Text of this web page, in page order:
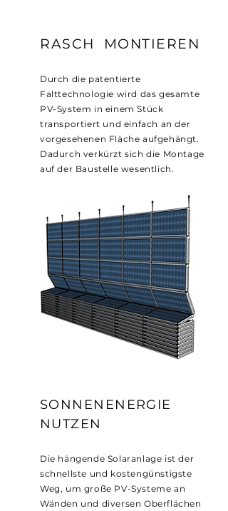
RASCH MONTIEREN
Durch die patentierte
Falttechnologie wird das gesamte
PV-System in einem Stück
transportiert und einfach an der
vorgesehenen Fläche aufgehängt.
Dadurch verkürzt sich die Montage
auf der Baustelle wesentlich.
SONNENENERGIE
NUTZEN
Die hängende Solaranlage ist der
schnellste und kostengünstigste
Weg, um große PV-Systeme an
Wänden und diversen Oberflächen